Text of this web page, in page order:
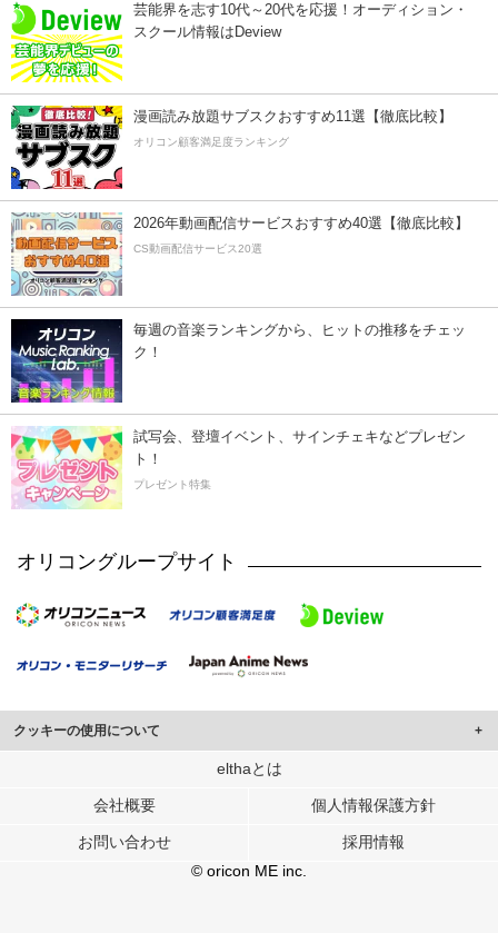
芸能界を志す10代～20代を応援！オーディション・
スクール情報はDeview
漫画読み放題サブスクおすすめ11選【徹底比較】
オリコン顧客満足度ランキング
2026年動画配信サービスおすすめ40選【徹底比較】
CS動画配信サービス20選
毎週の音楽ランキングから、ヒットの推移をチェッ
ク！
試写会、登壇イベント、サインチェキなどプレゼン
ト！
プレゼント特集
オリコングループサイト
クッキーの使用について
このサイトでは Cookie を使用して、ユーザーに合わせたコンテンツや広告の
行っています。
メディアや広告配信、データ解析の各パートナーに提供しています。
各パートナーは、この情報とユーザーが各パートナーに提供した他の情報や、
ユーザーが各パートナーのサービスを使用したときに収集した他の情報を組み
elthaとは
会社概要 個人情報保護方針
お問い合わせ
採用情報
© oricon ME inc.